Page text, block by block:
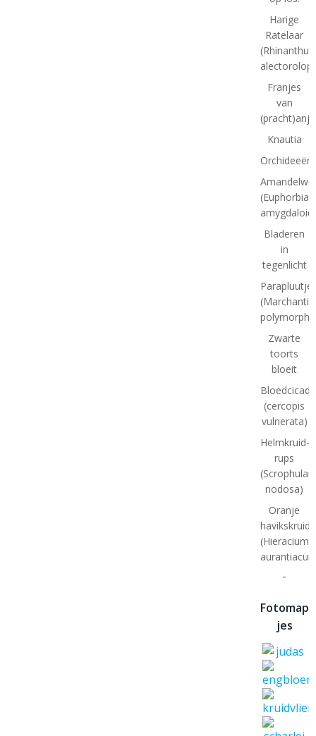
Harige
Ratelaar
(Rhinanthus
Franjes
van
Knautia
(Euphorbia
Bladeren
in
tegenlicht
(Marchantia
Zwarte
toorts
bloeit
Bloedcicade
(cercopis
vulnerata)
Helmkruid-
rups
nodosa)
Oranje
havikskruid
(Hieracium
-
Fotomap
jes